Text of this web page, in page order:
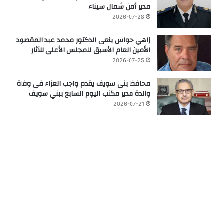
مدير أمن شمال سيناء
2026-07-28
زاهي حواس ينعى الدكتور محمد عبد المقصود
الأمين العام الأسبق للمجلس الأعلى للآثار
2026-07-25
محافظ بني سويف يقدم واجب العزاء فى وفاة
والدة مدير مكتب اليوم السابع ببني سويف
2026-07-21